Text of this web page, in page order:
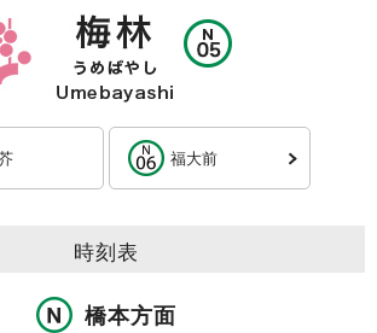
福大前
時刻表
橋本方面